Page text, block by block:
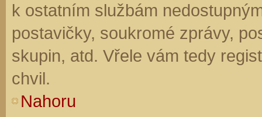
k ostatním službám
postavičky, soukromé zprávy,
skupin, atd. Vřele vám tedy
chvil.
Nahoru